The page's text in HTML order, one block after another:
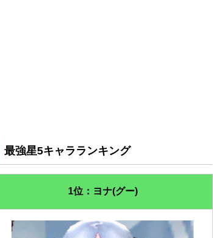
最強星5キャラランキング
1位：ヨナ(グー)